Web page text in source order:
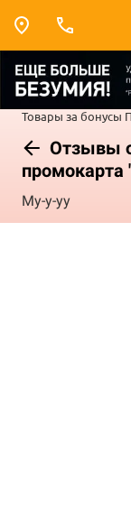
Товары за бонусы
Отзывы
Му-у-уу